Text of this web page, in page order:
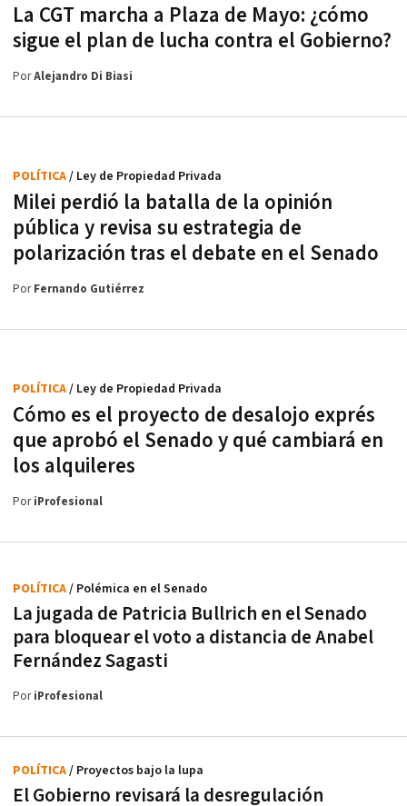
La CGT marcha a Plaza de Mayo: ¿cómo
sigue el plan de lucha contra el Gobierno?
PorAlejandro Di Biasi
Milei perdió la batalla de la opinión
pública y revisa su estrategia de
polarización tras el debate en el Senado
POLÍTICA/ Ley de Propiedad Privada
PorFernando Gutiérrez
Cómo es el proyecto de desalojo exprés
que aprobó el Senado y qué cambiará en
los alquileres
POLÍTICA/ Ley de Propiedad Privada
PoriProfesional
La jugada de Patricia Bullrich en el Senado
para bloquear el voto a distancia de Anabel
Fernández Sagasti
POLÍTICA/ Polémica en el Senado
PoriProfesional
El Gobierno revisará la desregulación
POLÍTICA/ Proyectos bajo la lupa